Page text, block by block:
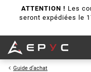
ATTENTION ! Les
seront expédiées le
Guide d’achat